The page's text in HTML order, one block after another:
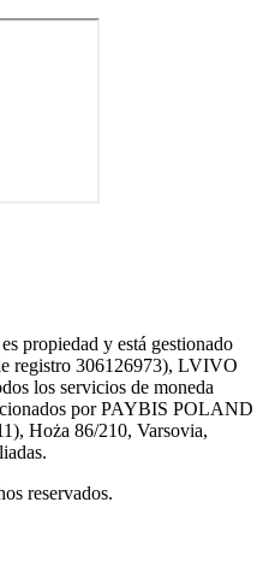
propiedad y está gestionado
registro 306126973), LVIVO
los servicios de moneda
por PAYBIS POLAND
Hoża 86/210, Varsovia,
reservados.